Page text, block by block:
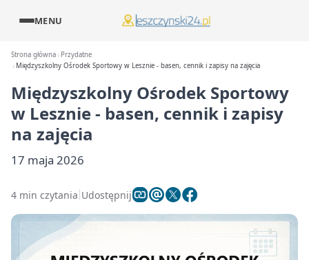
MENU
Strona główna
Przydatne
Międzyszkolny Ośrodek Sportowy w Lesznie - basen, cennik i zapisy na zajęcia
Międzyszkolny Ośrodek Sportowy
w Lesznie - basen, cennik i zapisy
na zajęcia
17 maja 2026
4 min czytania Udostępnij